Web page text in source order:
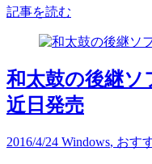
記事を読む
和太鼓の後継ソ
近日発売
2016/4/24 Windows, おす